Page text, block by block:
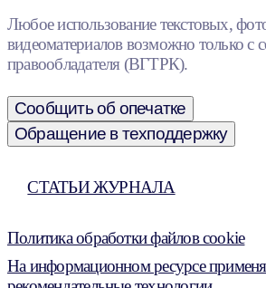
Любое использование текстовых,
видеоматериалов возможно только с
правообладателя (ВГТРК).
Сообщить об опечатке
Обращение в техподдержку
СТАТЬИ ЖУРНАЛА
Политика обработки файлов cookie
На информационном ресурсе